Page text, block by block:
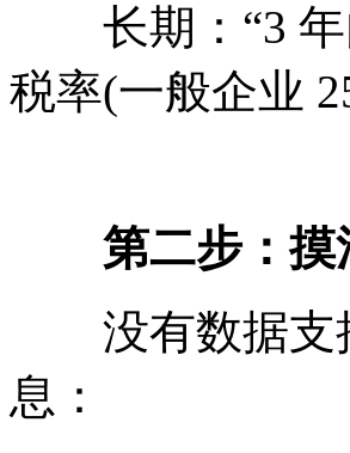
长期：“3 年
税率(一般企业
第二步：
没有数据支撑
息：